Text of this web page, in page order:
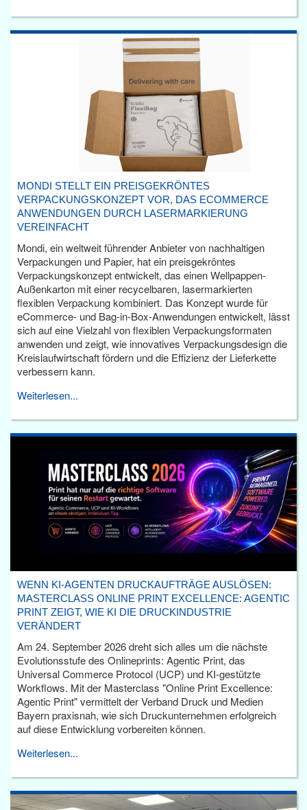
MONDI STELLT EIN PREISGEKRÖNTES
VERPACKUNGSKONZEPT VOR, DAS ECOMMERCE
ANWENDUNGEN DURCH LASERMARKIERUNG
VEREINFACHT
Mondi, ein weltweit führender Anbieter von nachhaltigen
Verpackungen und Papier, hat ein preisgekröntes
Verpackungskonzept entwickelt, das einen Wellpappen-
Außenkarton mit einer recycelbaren, lasermarkierten
flexiblen Verpackung kombiniert. Das Konzept wurde für
eCommerce- und Bag-in-Box-Anwendungen entwickelt, lässt
sich auf eine Vielzahl von flexiblen Verpackungsformaten
anwenden und zeigt, wie innovatives Verpackungsdesign die
Kreislaufwirtschaft fördern und die Effizienz der Lieferkette
verbessern kann.
Weiterlesen...
WENN KI-AGENTEN DRUCKAUFTRÄGE AUSLÖSEN:
MASTERCLASS ONLINE PRINT EXCELLENCE: AGENTIC
PRINT ZEIGT, WIE KI DIE DRUCKINDUSTRIE
VERÄNDERT
Am 24. September 2026 dreht sich alles um die nächste
Evolutionsstufe des Onlineprints: Agentic Print, das
Universal Commerce Protocol (UCP) und KI-gestützte
Workflows. Mit der Masterclass "Online Print Excellence:
Agentic Print" vermittelt der Verband Druck und Medien
Bayern praxisnah, wie sich Druckunternehmen erfolgreich
auf diese Entwicklung vorbereiten können.
Weiterlesen...